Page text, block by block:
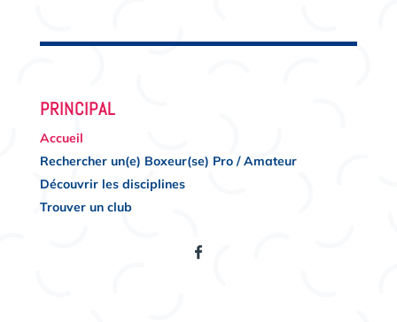
PRINCIPAL
Accueil
Rechercher un(e) Boxeur(se) Pro / Amateur
Découvrir les disciplines
Trouver un club